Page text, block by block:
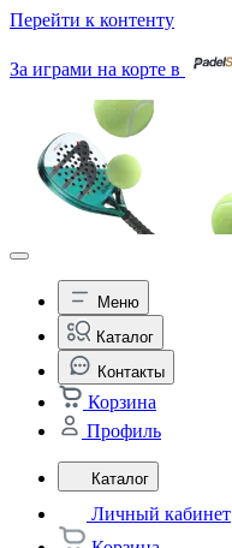
Перейти к контенту
За играми на корте в
Меню
Каталог
Контакты
Корзина
Профиль
Каталог
Личный кабинет